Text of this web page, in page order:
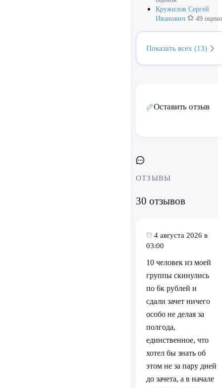
Кружилов Сергей
Иванович
49
Показать всех (13)
Оставить отзыв
ОТЗЫВЫ
30 отзывов
4 августа 2026 в
03:00
10 человек из моей
группы скинулись
по 6к рублей и
сдали зачет ничего
особо не делая за
полгода,
единственное, что
хотел бы знать об
этом не за пару дней
до зачета, а в начале